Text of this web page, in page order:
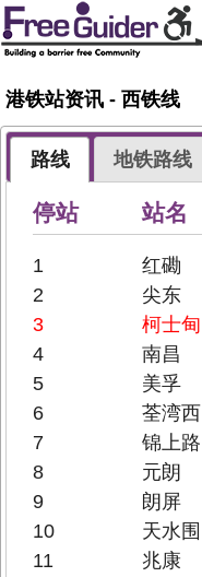
港铁站资讯 - 西铁线
路线 地铁路线
停站 站名
1
红磡
2
尖东
3
柯士甸
4
南昌
5
美孚
6
荃湾西
7
锦上路
8
元朗
9
朗屏
10
天水围
11
兆康